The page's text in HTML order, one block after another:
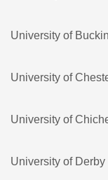
University of
University of
University of
University of Derby